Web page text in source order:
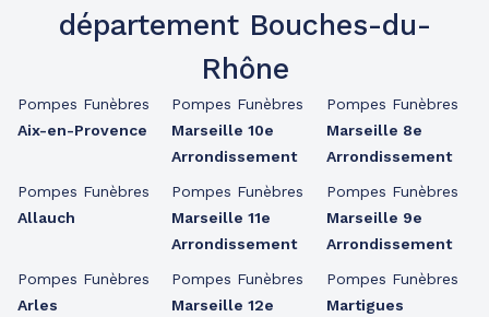
département Bouches-du-
Rhône
Pompes Funèbres
Aix-en-Provence
Pompes Funèbres
Allauch
Pompes Funèbres
Arles
Pompes Funèbres
Marseille 10e
Arrondissement
Pompes Funèbres
Marseille 11e
Arrondissement
Pompes Funèbres
Marseille 12e
Pompes Funèbres
Marseille 8e
Arrondissement
Pompes Funèbres
Marseille 9e
Arrondissement
Pompes Funèbres
Martigues